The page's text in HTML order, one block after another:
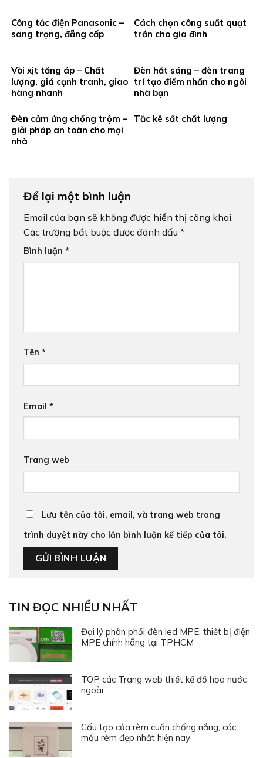
Công tắc điện Panasonic –
sang trọng, đẵng cấp
Cách chọn công suất quạt
trần cho gia đình
Vòi xịt tăng áp – Chất
lượng, giá cạnh tranh, giao
hàng nhanh
Đèn hắt sáng – đèn trang
trí tạo điểm nhấn cho ngôi
nhà bạn
Đèn cảm ứng chống trộm –
giải pháp an toàn cho mọi
nhà
Tắc kê sắt chất lượng
Để lại một bình luận
Email của bạn sẽ không được hiển thị công khai.
Các trường bắt buộc được đánh dấu *
Bình luận *
Tên *
Email *
Trang web
Lưu tên của tôi, email, và trang web trong
trình duyệt này cho lần bình luận kế tiếp của tôi.
TIN ĐỌC NHIỀU NHẤT
Đại lý phân phối đèn led MPE, thiết bị điện
MPE chính hãng tại TPHCM
TOP các Trang web thiết kế đồ họa nước
ngoài
Cấu tạo của rèm cuốn chống nắng, các
mẫu rèm đẹp nhất hiện nay